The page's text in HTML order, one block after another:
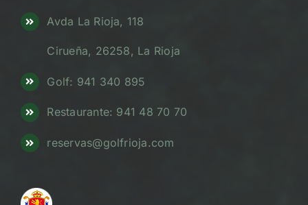
Avda La Rioja, 118
Cirueña, 26258, La Rioja
Golf: 941 340 895
Restaurante: 941 48 70 70
reservas@golfrioja.com